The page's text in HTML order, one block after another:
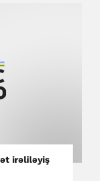
irəliləyiş